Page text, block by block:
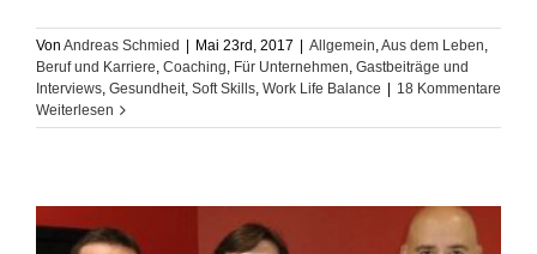
Von Andreas Schmied Mai 23rd, 2017 Allgemein,Aus dem Leben,
Beruf und Karriere, Coaching, Für Unternehmen, Gastbeiträge und
Interviews, Gesundheit, Soft Skills, Work Life Balance
18 Kommentare
Weiterlesen